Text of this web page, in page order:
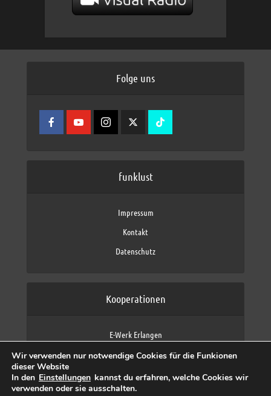
Folge uns
funklust
Impressum
Kontakt
Datenschutz
Kooperationen
E-Werk Erlangen
Fraunhofer IIS
max neo (AFK max)
Wir verwenden nur notwendige Cookies für die Funkionen
dieser Website
In den Einstellungen kannst du erfahren, welche Cookies wir
verwenden oder sie ausschalten.